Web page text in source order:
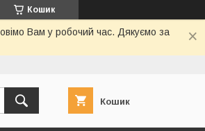
Кошик
Вам у робочий час. Дякуємо за
Кошик